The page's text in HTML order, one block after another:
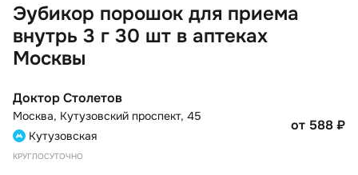
Эубикор порошок для приема
внутрь 3 г 30 шт в аптеках
Москвы
Доктор Столетов
Москва, Кутузовский проспект, 45
Кутузовская
КРУГЛОСУТОЧНО
от 588₽